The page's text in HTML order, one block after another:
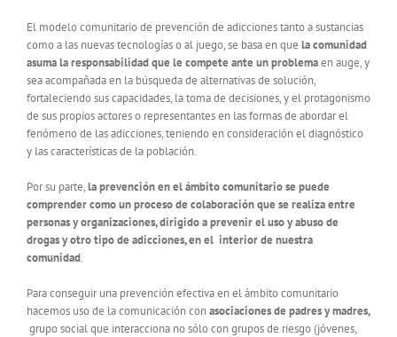
El modelo comunitario de prevención de adicciones tanto a sustancias
como a las nuevas tecnologías o al juego, se basa en que la comunidad
asuma la responsabilidad que le compete ante un problemaen auge, y
sea acompañada en la búsqueda de alternativas de solución,
fortaleciendo sus capacidades, la toma de decisiones, y el protagonismo
de sus propios actores o representantes en las formas de abordar el
fenómeno de las adicciones, teniendo en consideración el diagnóstico
y las características de la población.
Por su parte,la prevención en el ámbito comunitario se puede
comprender como un proceso de colaboración que se realiza entre
personas y organizaciones, dirigido a prevenir el uso y abuso de
drogas y otro tipo de adicciones, en el interior de nuestra
comunidad.
Para conseguir una prevención efectiva en el ámbito comunitario
hacemos uso de la comunicación conasociaciones de padres y madres,
grupo social que interacciona no sólo con grupos de riesgo (jóvenes,